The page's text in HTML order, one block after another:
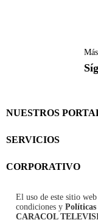
NUESTROS
SERVICIOS
CORPORATIVO
El uso de este sitio
condiciones y
CARACOL